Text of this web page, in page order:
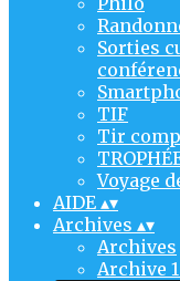
Sorties
TIF
Tir
Voyage
AIDE ▴▾
Archives ▴▾
Archives
Archive